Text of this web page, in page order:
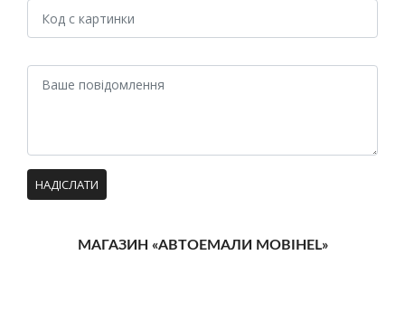
МАГАЗИН «АВТОЕМАЛИ MOBIHEL»